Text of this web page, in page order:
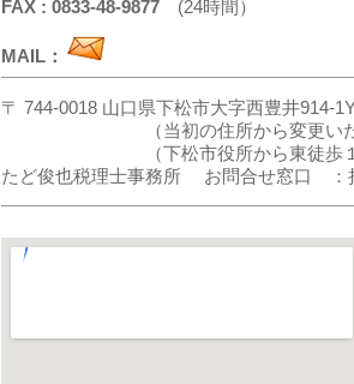
FAX : 0833-48-9877(24時間）
MAIL：
〒 744-0018 山口県下松市大字西豊井914-
（当初の住所から変更いたし
（下松市役所から東徒歩１分
たど俊也税理士事務所 お問合せ窓口 ：